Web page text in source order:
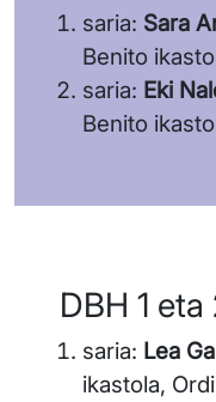
saria: Sara
Benito
saria: Eki
Benito
DBH 1 eta
saria: Lea
ikastola,